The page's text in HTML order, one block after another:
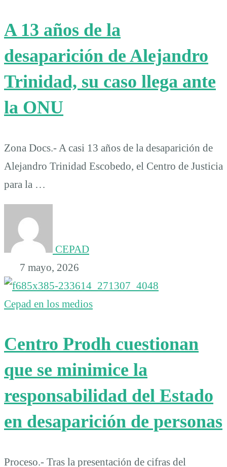
A 13 años de la
desaparición de Alejandro
Trinidad, su caso llega ante
la ONU
Zona Docs.- A casi 13 años de la desaparición de
Alejandro Trinidad Escobedo, el Centro de Justicia
para la …
CEPAD
7 mayo, 2026
Cepad en los medios
Centro Prodh cuestionan
que se minimice la
responsabilidad del Estado
en desaparición de personas
Proceso.- Tras la presentación de cifras del